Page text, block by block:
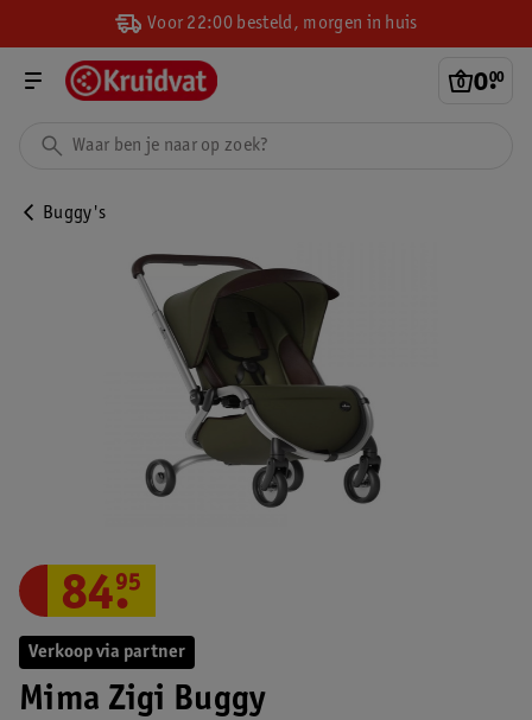
Voor 22:00 besteld, morgen in huis
0.
00
Buggy's
Verkoop via partner
Mima Zigi Buggy
84.
95